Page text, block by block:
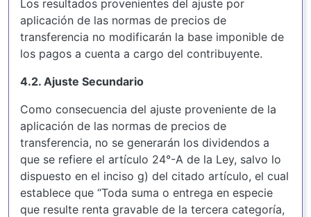
Los resultados provenientes del ajuste por
aplicación de las normas de precios de
transferencia no modificarán la base imponible de
los pagos a cuenta a cargo del contribuyente.
4.2. Ajuste Secundario
Como consecuencia del ajuste proveniente de la
aplicación de las normas de precios de
transferencia, no se generarán los dividendos a
que se refiere el artículo 24°-A de la Ley, salvo lo
dispuesto en el inciso g) del citado artículo, el cual
establece que “Toda suma o entrega en especie
que resulte renta gravable de la tercera categoría,